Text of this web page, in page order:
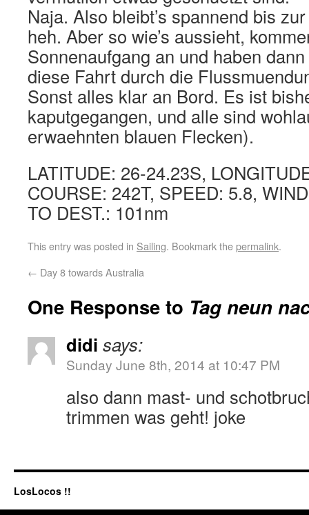
Naja. Also bleibt’s spannend bis
heh. Aber so wie’s aussieht,
Sonnenaufgang an und haben
diese Fahrt durch die
Sonst alles klar an Bord. Es ist
kaputgegangen, und alle sind
erwaehnten blauen Flecken).
LATITUDE: 26-24.23S,
COURSE: 242T, SPEED: 5.8,
TO DEST.: 101nm
This entry was posted in Sailing. Bookmark thepermalink.
← Day 8 towards Australia
One Response to Tag neun
didi says:
Sunday June 8th, 2014 at 10:47 PM
also dann mast- und
trimmen was geht! joke
LosLocos !!